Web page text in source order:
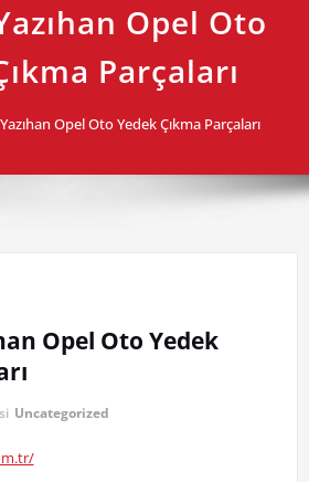
Opel Oto
Parçaları
Opel Oto Yedek Çıkma Parçaları
Opel Oto Yedek
Uncategorized